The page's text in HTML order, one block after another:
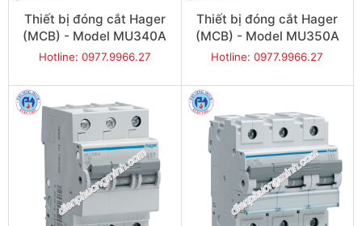
Thiết bị đóng cắt Hager
(MCB) - Model MU340A
Hotline: 0977.9966.27
Thiết bị đóng cắt Hager
(MCB) - Model MU350A
Hotline: 0977.9966.27